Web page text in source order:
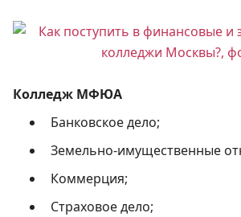
Колледж МФЮА
Банковское дело;
Земельно-имущественные
Коммерция;
Страховое дело;